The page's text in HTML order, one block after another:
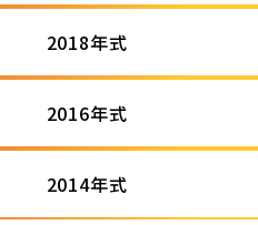
2018年式
2016年式
2014年式